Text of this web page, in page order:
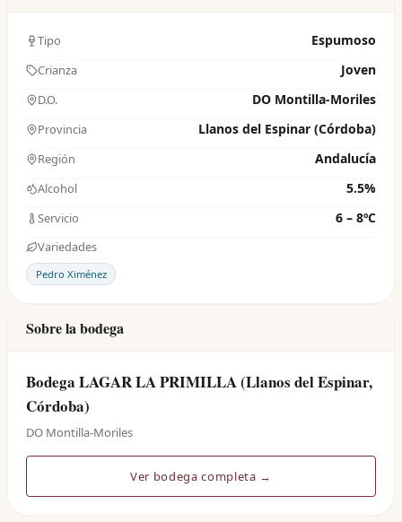
Tipo Espumoso
Crianza Joven
D.O. DO Montilla-Moriles
Provincia Llanos del Espinar (Córdoba)
Región Andalucía
Alcohol 5.5%
Servicio 6 – 8ºC
Variedades
Pedro Ximénez
Sobre la bodega
Bodega LAGAR LA PRIMILLA (Llanos del Espinar,
Córdoba)
DO Montilla-Moriles
Ver bodega completa →